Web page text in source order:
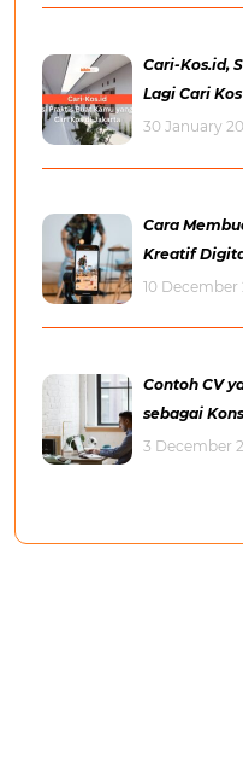
Cari-Kos.id,
Lagi Cari
30 January
Cara
Kreatif
10 December
Contoh CV
sebagai
3 December